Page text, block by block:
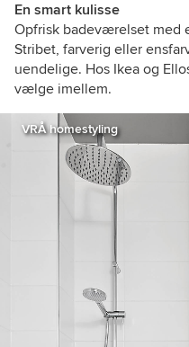
En smart kulisse
Opfrisk badeværelset med
Stribet, farverig eller
uendelige. Hos Ikea og
vælge imellem.
VRÅ homestyling